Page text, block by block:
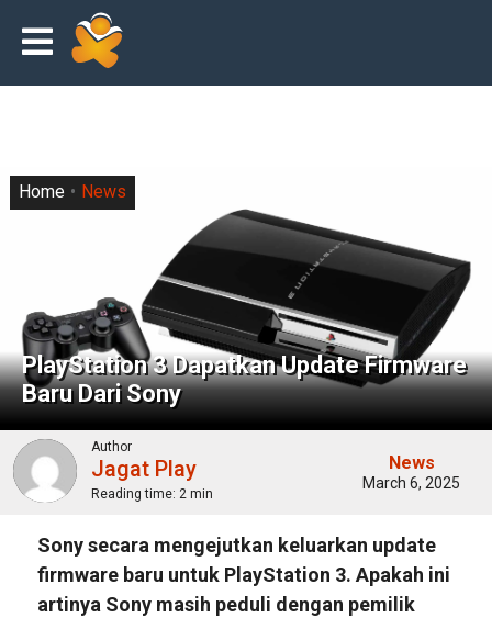
PlayStation 3 Dapatkan Update Firmware
Baru Dari Sony
Home News
Author
Jagat Play
Reading time: 2 min
News
March 6, 2025
Sony secara mengejutkan keluarkan update
firmware baru untuk PlayStation 3. Apakah ini
artinya Sony masih peduli dengan pemilik